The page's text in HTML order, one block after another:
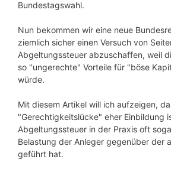
Bundestagswahl.
Nun bekommen wir eine neue
ziemlich sicher einen Versuch von
Abgeltungssteuer abzuschaffen, weil
so "ungerechte" Vorteile für "böse
würde.
Mit diesem Artikel will ich aufzeigen,
"Gerechtigkeitslücke" eher Einbildung
Abgeltungssteuer in der Praxis oft
Belastung der Anleger gegenüber der
geführt hat.